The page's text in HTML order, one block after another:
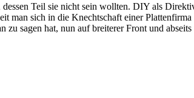
Teil sie nicht sein wollten. DIY als
man sich in die Knechtschaft einer
sagen hat, nun auf breiterer Front und